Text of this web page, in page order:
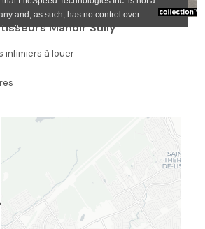
Manoir Sully
infimiers à louer
aînés dans ce secteur